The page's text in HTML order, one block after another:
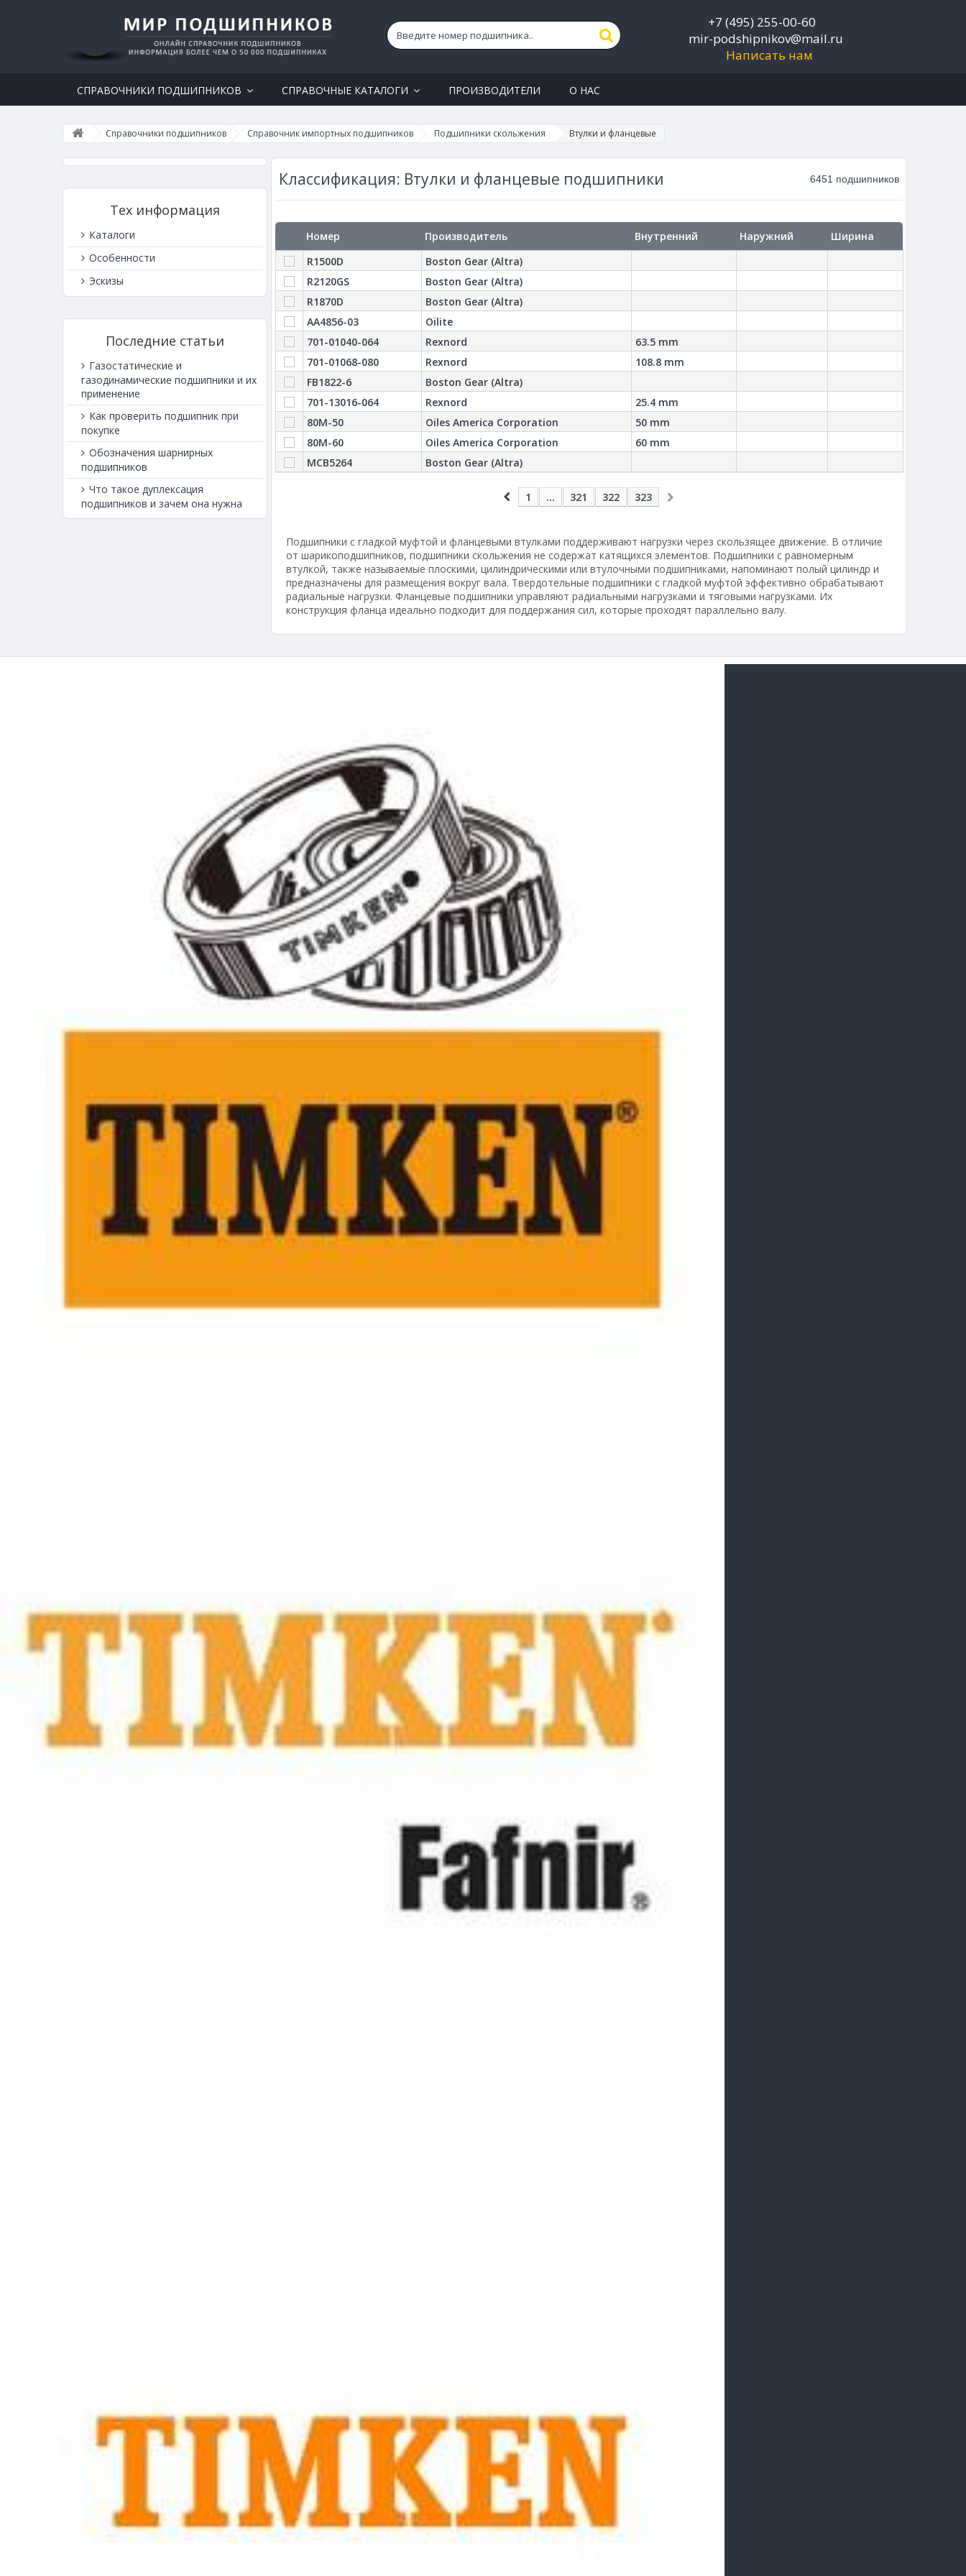
+7 (495) 255-00-60
mir-podshipnikov@mail.ru
Написать нам
СПРАВОЧНИКИ ПОДШИПНИКОВ СПРАВОЧНЫЕ КАТАЛОГИ ПРОИЗВОДИТЕЛИ О НАС
Справочники подшипников Справочник импортных подшипников Подшипники скольжения Втулки и фланцевые
Тех информация
Каталоги
Особенности
Эскизы
Последние статьи
Газостатические и
газодинамические подшипники и их
применение
Как проверить подшипник при
покупке
Обозначения шарнирных
подшипников
Что такое дуплексация
подшипников и зачем она нужна
Классификация: Втулки и фланцевые подшипники 6451 подшипников
Номер Производитель Внутренний Наружний
Ширина
R1500D
Boston Gear (Altra)
R2120GS
Boston Gear (Altra)
R1870D
Boston Gear (Altra)
AA4856-03
Oilite
701-01040-064
Rexnord
63.5 mm
701-01068-080
Rexnord
108.8 mm
FB1822-6
Boston Gear (Altra)
701-13016-064
Rexnord
25.4 mm
80M-50
Oiles America Corporation
50 mm
80M-60
Oiles America Corporation
60 mm
MCB5264
Boston Gear (Altra)
1 ... 321 322 323
Подшипники с гладкой муфтой и фланцевыми втулками поддерживают нагрузки через скользящее движение. В отличие
от шарикоподшипников, подшипники скольжения не содержат катящихся элементов. Подшипники с равномерным
втулкой, также называемые плоскими, цилиндрическими или втулочными подшипниками, напоминают полый цилиндр и
предназначены для размещения вокруг вала. Твердотельные подшипники с гладкой муфтой эффективно обрабатывают
радиальные нагрузки. Фланцевые подшипники управляют радиальными нагрузками и тяговыми нагрузками. Их
конструкция фланца идеально подходит для поддержания сил, которые проходят параллельно валу.